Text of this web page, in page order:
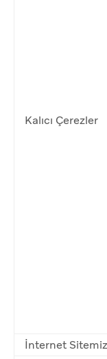
Kalıcı Çerezler
İnternet